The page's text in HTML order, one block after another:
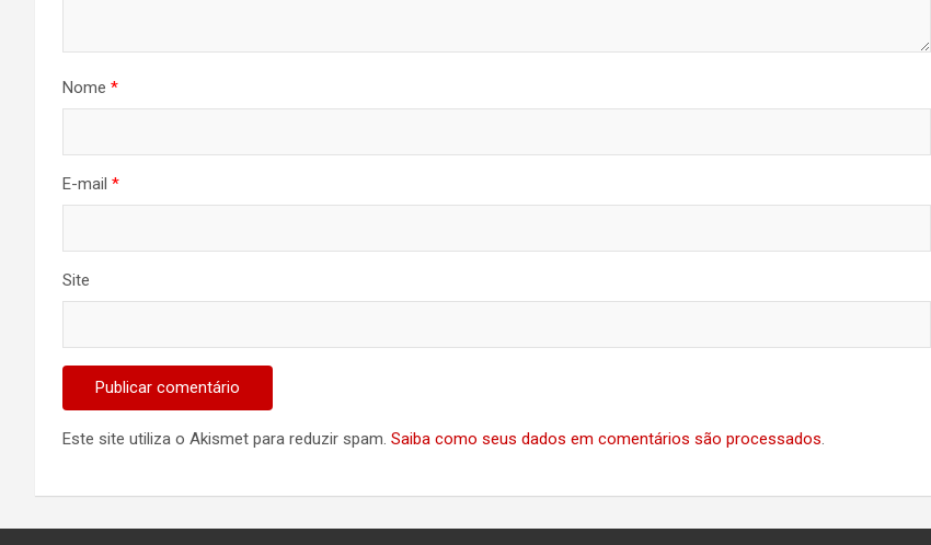
Nome *
E-mail *
Site
Este site utiliza o Akismet para reduzir spam. Saiba como seus dados em comentários são processados.